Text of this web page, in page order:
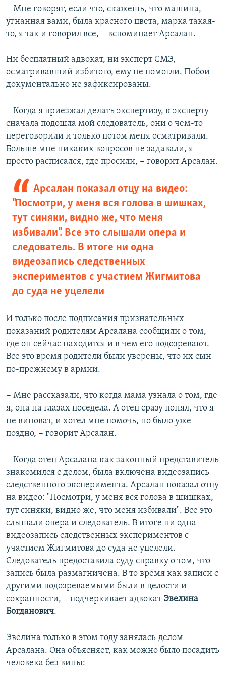
− Мне говорят, если что, скажешь, что машина,
угнанная вами, была красного цвета, марка такая-
то, я так и говорил все, − вспоминает Арсалан.
Ни бесплатный адвокат, ни эксперт СМЭ,
осматривавший избитого, ему не помогли. Побои
документально не зафиксированы.
− Когда я приезжал делать экспертизу, к эксперту
сначала подошла мой следователь, они о чем-то
переговорили и только потом меня осматривали.
Больше мне никаких вопросов не задавали, я
просто расписался, где просили, − говорит Арсалан.
Арсалан показал отцу на видео:
"Посмотри, у меня вся голова в шишках,
тут синяки, видно же, что меня
избивали". Все это слышали опера и
следователь. В итоге ни одна
видеозапись следственных
экспериментов с участием Жигмитова
до суда не уцелели
И только после подписания признательных
показаний родителям Арсалана сообщили о том,
где он сейчас находится и в чем его подозревают.
Все это время родители были уверены, что их сын
по-прежнему в армии.
− Мне рассказали, что когда мама узнала о том, где
я, она на глазах поседела. А отец сразу понял, что я
не виноват, и хотел мне помочь, но было уже
поздно, − говорит Арсалан.
− Когда отец Арсалана как законный представитель
знакомился с делом, была включена видеозапись
следственного эксперимента. Арсалан показал отцу
на видео: "Посмотри, у меня вся голова в шишках,
тут синяки, видно же, что меня избивали". Все это
слышали опера и следователь. В итоге ни одна
видеозапись следственных экспериментов с
участием Жигмитова до суда не уцелели.
Следователь предоставила суду справку о том, что
запись была размагничена. В то время как записи с
другими подозреваемыми были в целости и
сохранности, − подчеркивает адвокат Эвелина
Богданович.
Эвелина только в этом году занялась делом
Арсалана. Она объясняет, как можно было посадить
человека без вины: